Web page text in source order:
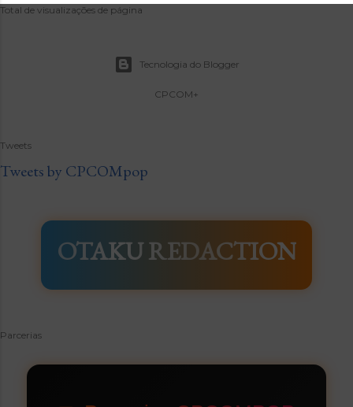
Total de visualizações de página
Tecnologia do Blogger
CPCOM+
Tweets
Tweets by CPCOMpop
OTAKU REDACTION
Parcerias